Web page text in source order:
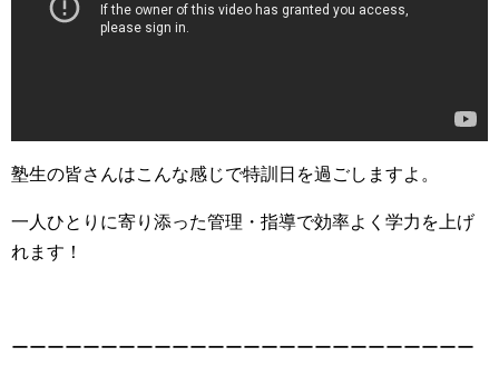
塾生の皆さんはこんな感じで特訓日を過ごしますよ。
一人ひとりに寄り添った管理・指導で効率よく学力を上げ
れます！
ーーーーーーーーーーーーーーーーーーーーーーーーーー